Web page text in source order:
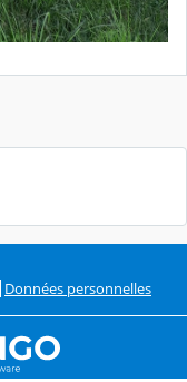
Données personnelles